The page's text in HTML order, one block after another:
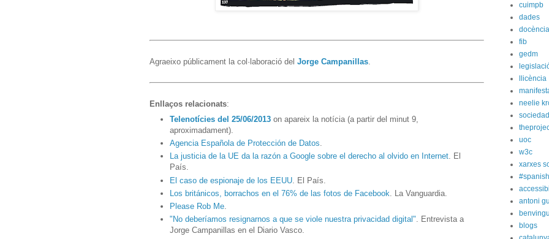
Agraeixo públicament la col·laboració del Jorge Campanillas
Enllaços relacionats:
Telenotícies del 25/06/2013 on apareix la notícia (a partir del minut 9,
aproximadament).
Agencia Española de Protección de Datos
La justicia de la UE da la razón a Google sobre el derecho al olvido en Internet. El
País.
El caso de espionaje de los EEUU . El País.
Los británicos, borrachos en el 76% de las fotos de Facebook . La Vanguardia.
Please Rob Me.
"No deberíamos resignarnos a que se viole nuestra privacidad digital". Entrevista a
Jorge Campanillas en el Diario Vasco.
cuimpb
dades
docència
fib
gedm
llicència
neelie
uoc
w3c
xarxes
antoni
blogs